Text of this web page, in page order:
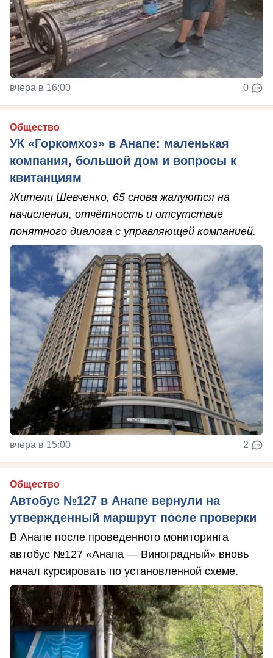
вчера в 16:00 0
Общество
УК «Горкомхоз» в Анапе: маленькая
компания, большой дом и вопросы к
квитанциям
Жители Шевченко, 65 снова жалуются на
начисления, отчётность и отсутствие
понятного диалога с управляющей компанией.
вчера в 15:00 2
Общество
Автобус №127 в Анапе вернули на
утвержденный маршрут после проверки
В Анапе после проведенного мониторинга
автобус №127 «Анапа — Виноградный» вновь
начал курсировать по установленной схеме.